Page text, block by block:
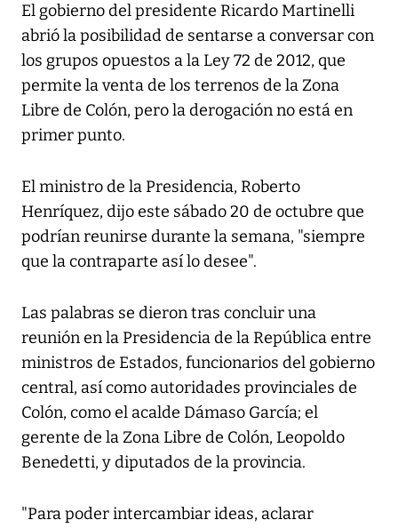
El gobierno del presidente Ricardo Martinelli
abrió la posibilidad de sentarse a conversar con
los grupos opuestos a la Ley 72 de 2012, que
permite la venta de los terrenos de la Zona
Libre de Colón, pero la derogación no está en
primer punto.
El ministro de la Presidencia, Roberto
Henríquez, dijo este sábado 20 de octubre que
podrían reunirse durante la semana, "siempre
que la contraparte así lo desee".
Las palabras se dieron tras concluir una
reunión en la Presidencia de la República entre
ministros de Estados, funcionarios del gobierno
central, así como autoridades provinciales de
Colón, como el acalde Dámaso García; el
gerente de la Zona Libre de Colón, Leopoldo
Benedetti, y diputados de la provincia.
"Para poder intercambiar ideas, aclarar